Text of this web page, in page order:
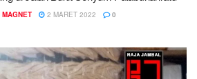
MAGNET 2 MARET 2022 0